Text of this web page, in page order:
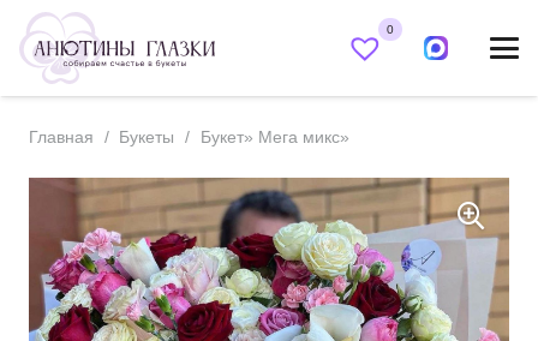
0
Главная / Букеты / Букет» Мега микс»